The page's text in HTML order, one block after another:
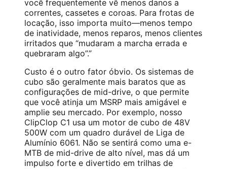
você frequentemente vê menos danos a
correntes, cassetes e coroas. Para frotas de
locação, isso importa muito—menos tempo
de inatividade, menos reparos, menos clientes
irritados que “mudaram a marcha errada e
quebraram algo”.”
Custo é o outro fator óbvio. Os sistemas de
cubo são geralmente mais baratos que as
configurações de mid-drive, o que permite
que você atinja um MSRP mais amigável e
amplie seu mercado. Por exemplo, nosso
ClipClop C1 usa um motor de cubo de 48V
500W com um quadro durável de Liga de
Alumínio 6061. Não se sentirá como uma e-
MTB de mid-drive de alto nível, mas dá um
impulso forte e divertido em trilhas de